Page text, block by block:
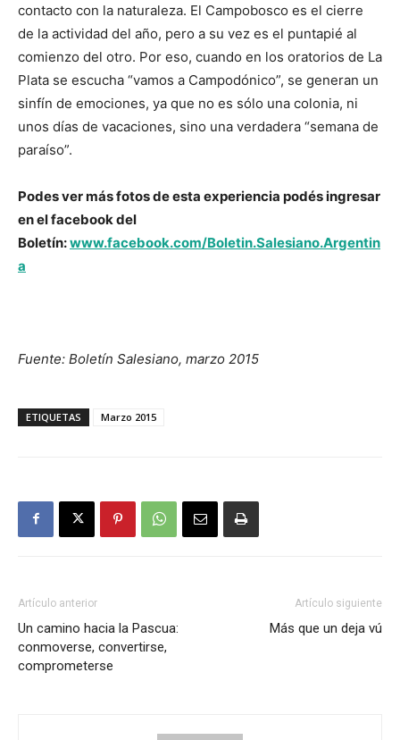
contacto con la naturaleza. El Campobosco es el cierre
de la actividad del año, pero a su vez es el puntapié al
comienzo del otro. Por eso, cuando en los oratorios de La
Plata se escucha “vamos a Campodónico”, se generan un
sinfín de emociones, ya que no es sólo una colonia, ni
unos días de vacaciones, sino una verdadera “semana de
paraíso”.
Podes ver más fotos de esta experiencia podés ingresar
en el facebook del
Boletín:www.facebook.com/Boletin.Salesiano.Argentin
a
Fuente: Boletín Salesiano, marzo 2015
ETIQUETAS Marzo 2015
Artículo anterior
Un camino hacia la Pascua:
conmoverse, convertirse,
comprometerse
Artículo siguiente
Más que un deja vú